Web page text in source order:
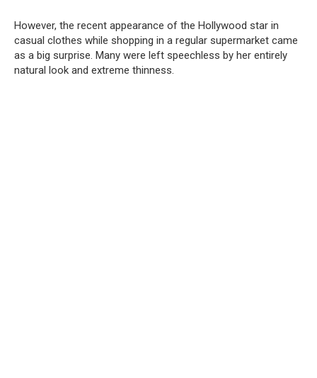
However, the recent appearance of the Hollywood star in
casual clothes while shopping in a regular supermarket came
as a big surprise. Many were left speechless by her entirely
natural look and extreme thinness.